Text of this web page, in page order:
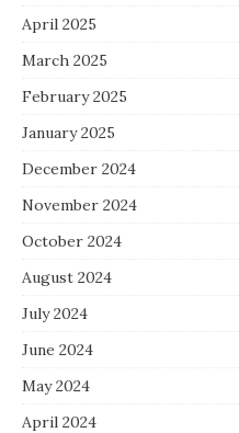
April 2025
March 2025
February 2025
January 2025
December 2024
November 2024
October 2024
August 2024
July 2024
June 2024
May 2024
April 2024